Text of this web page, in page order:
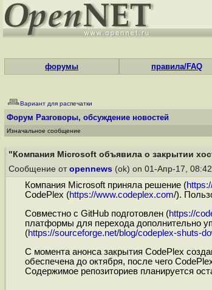
форумы правила/FAQ
Вариант для распечатки
Форум Разговоры, обсуждение новостей
Изначальное сообщение
"Компания Microsoft объявила о закрытии
Сообщение от opennews (ok) on 01-Апр-17, 08:42
Компания Microsoft приняла решение (
CodePlex (https://www.codeplex.com/).
Совместно с GitHub подготовлен (https://
платформы для перехода дополнительно
(https://sourceforge.net/blog/codeplex-shuts-
С момента анонса закрытия CodePlex
обеспечена до октября, после чего
Содержимое репозиториев планируется